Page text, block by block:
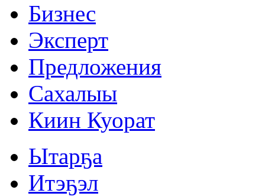
Бизнес
Эксперт
Предложения
Сахалыы
Киин Куорат
Ытарҕа
Итэҕэл